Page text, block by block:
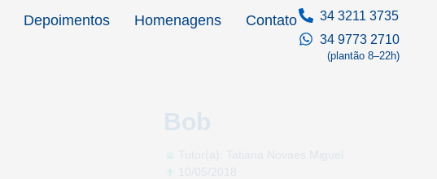
Depoimentos Homenagens Contato
34 3211 3735
34 9773 2710
(plantão 8–22h)
Bob
Tutor(a): Tatiana Novaes Miguel
10/05/2018